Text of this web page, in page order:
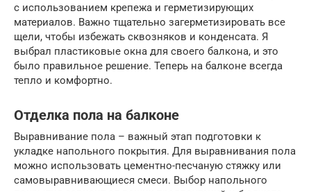
с использованием крепежа и герметизирующих
материалов. Важно тщательно загерметизировать все
щели, чтобы избежать сквозняков и конденсата. Я
выбрал пластиковые окна для своего балкона, и это
было правильное решение. Теперь на балконе всегда
тепло и комфортно.
Отделка пола на балконе
Выравнивание пола – важный этап подготовки к
укладке напольного покрытия. Для выравнивания пола
можно использовать цементно-песчаную стяжку или
самовыравнивающиеся смеси. Выбор напольного